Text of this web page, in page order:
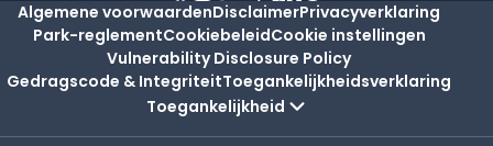
Algemene voorwaardenDisclaimerPrivacyverklaring
Park-reglementCookiebeleidCookie instellingen
Vulnerability Disclosure Policy
Gedragscode & IntegriteitToegankelijkheidsverklaring
Toegankelijkheid